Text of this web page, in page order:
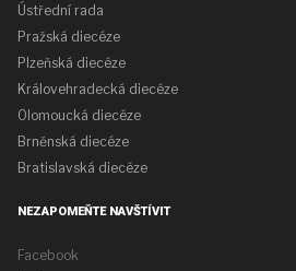
Ústřední rada
Pražská diecéze
Plzeňská diecéze
Královehradecká diecéze
Olomoucká diecéze
Brněnská diecéze
Bratislavská diecéze
NEZAPOMEŇTE NAVŠTÍVIT
Facebook